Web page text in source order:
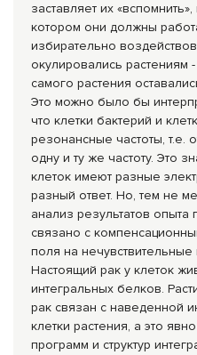
заставляет их
котором они должны
избирательно
окулировались растениям
самого растения
Это можно было бы
что клетки бактерий и
резонансные частоты, т.е.
одну и ту же частоту. Это
клеток имеют разные
разный ответ. Но, тем не
анализ результатов опыта
связано с
поля на
Настоящий рак у клеток
интегральных белков.
рак связан с наведенной
клетки растения, а это
программ и структур